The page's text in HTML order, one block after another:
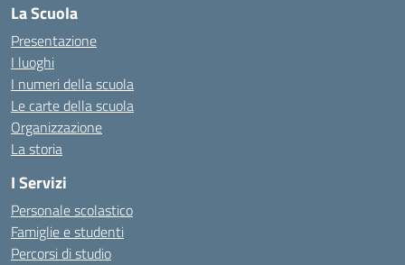
La Scuola
Presentazione
I luoghi
I numeri della scuola
Le carte della scuola
Organizzazione
La storia
I Servizi
Personale scolastico
Famiglie e studenti
Percorsi di studio